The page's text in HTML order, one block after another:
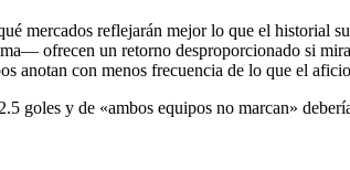
mercados reflejarán mejor lo que el
ofrecen un retorno desproporcionado si
anotan con menos frecuencia de lo que el
goles y de «ambos equipos no marcan»